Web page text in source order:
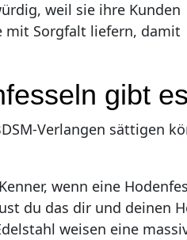
weil sie ihre Kunden
mit Sorgfalt liefern, damit
gibt
Verlangen sättigen
wenn eine
du das dir und deinen
weisen eine